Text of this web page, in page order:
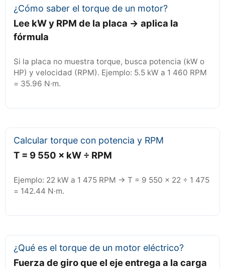
¿Cómo saber el torque de un motor?
Lee kW y RPM de la placa → aplica la
fórmula
Si la placa no muestra torque, busca potencia (kW o
HP) y velocidad (RPM). Ejemplo: 5.5 kW a 1 460 RPM
= 35.96 N·m.
Calcular torque con potencia y RPM
T = 9 550 × kW ÷ RPM
Ejemplo: 22 kW a 1 475 RPM → T = 9 550 × 22 ÷ 1 475
= 142.44 N·m.
¿Qué es el torque de un motor eléctrico?
Fuerza de giro que el eje entrega a la carga